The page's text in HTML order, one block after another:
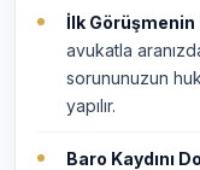
İlk
avukatla
sorununuzun
yapılır.
Baro Kaydını